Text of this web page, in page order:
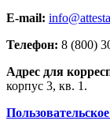
E-mail:
Телефон: 8 (800)
Адрес для
корпус 3, кв. 1.